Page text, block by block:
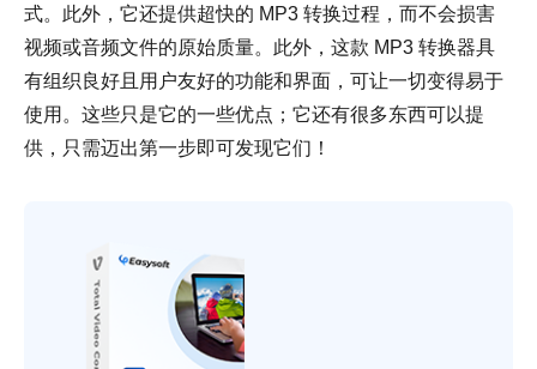
式。此外，它还提供超快的 MP3 转换过程，而不会损害
视频或音频文件的原始质量。此外，这款 MP3 转换器具
有组织良好且用户友好的功能和界面，可让一切变得易于
使用。这些只是它的一些优点；它还有很多东西可以提
供，只需迈出第一步即可发现它们！